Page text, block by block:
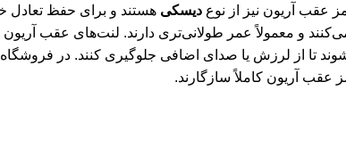
عقب آریون نیز از نوعدیسکی هستند و برای حفظ تعادل
تا از لرزش یا صدای اضافی جلوگیری کنند. در
عقب آریون کاملاً سازگارند.